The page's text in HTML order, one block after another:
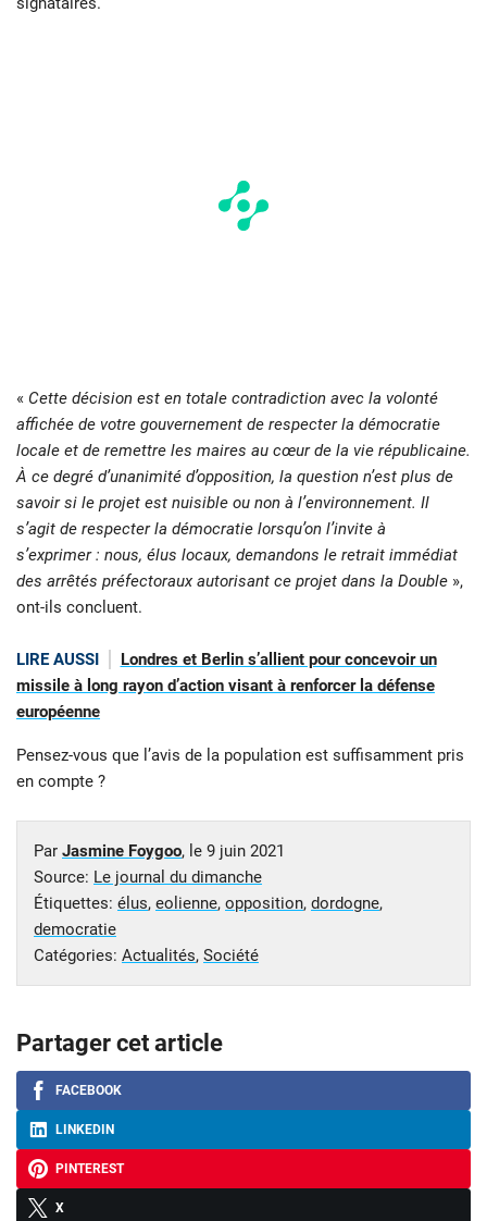
« Cette décision est en totale contradiction avec la volonté
affichée de votre gouvernement de respecter la démocratie
locale et de remettre les maires au cœur de la vie républicaine.
À ce degré d’unanimité d’opposition, la question n’est plus de
savoir si le projet est nuisible ou non à l’environnement. Il
s’agit de respecter la démocratie lorsqu’on l’invite à
s’exprimer : nous, élus locaux, demandons le retrait immédiat
des arrêtés préfectoraux autorisant ce projet dans la Double »,
ont-ils concluent.
LIRE AUSSI
Londres et Berlin s’allient pour concevoir un
missile à long rayon d’action visant à renforcer la défense
européenne
Pensez-vous que l’avis de la population est suffisamment pris
en compte ?
Par Jasmine Foygoo, le 9 juin 2021
Source: Le journal du dimanche
Étiquettes: élus, eolienne, opposition, dordogne,
democratie
Catégories: Actualités, Société
Partager cet article
FACEBOOK
LINKEDIN
PINTEREST
X